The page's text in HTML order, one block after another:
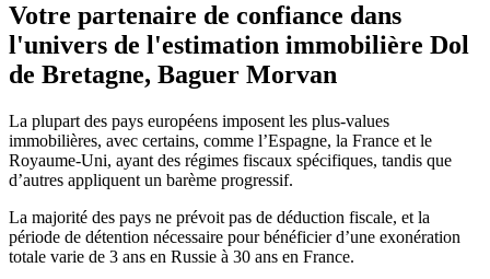
Votre partenaire de confiance dans
l'univers de l'estimation immobilière Dol
de Bretagne, Baguer Morvan
La plupart des pays européens imposent les plus-values
immobilières, avec certains, comme l’Espagne, la France et le
Royaume-Uni, ayant des régimes fiscaux spécifiques, tandis que
d’autres appliquent un barème progressif.
La majorité des pays ne prévoit pas de déduction fiscale, et la
période de détention nécessaire pour bénéficier d’une exonération
totale varie de 3 ans en Russie à 30 ans en France.